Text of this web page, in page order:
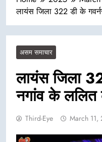
लायंस जिला 322 डी के
असम समाचार
लायंस जिला
नगांव के ललित
Third-Eye March 11,